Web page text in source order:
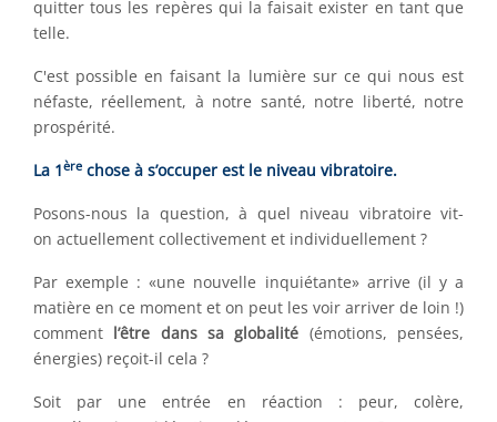
quitter tous les repères qui la faisait exister en tant que
telle.
C'est possible en faisant la lumière sur ce qui nous est
néfaste, réellement, à notre santé, notre liberté, notre
prospérité.
La 1ère chose à s’occuper est le niveau vibratoire.
Posons-nous la question, à quel niveau vibratoire vit-
on actuellement collectivement et individuellement ?
Par exemple : «une nouvelle inquiétante» arrive (il y a
matière en ce moment et on peut les voir arriver de loin !)
comment l’être dans sa globalité (émotions, pensées,
énergies) reçoit-il cela ?
Soit par une entrée en réaction : peur, colère,